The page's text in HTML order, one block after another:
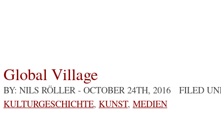
Global Village
BY: NILS RÖLLER - OCTOBER 24TH, 2016 FILED
KULTURGESCHICHTE, KUNST, MEDIEN